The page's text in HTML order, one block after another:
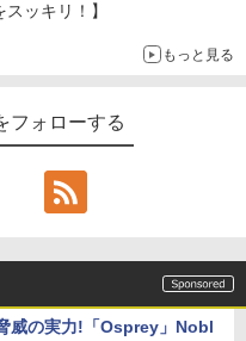
ッキリ！】
もっと見る
フォローする
威の実力!「Osprey」Nobl